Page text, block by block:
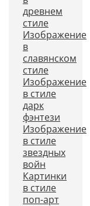
древнем
стиле
Изображение
в
славянском
стиле
Изображение
в стиле
дарк
фэнтези
Изображение
в стиле
звездных
войн
Картинки
в стиле
поп-арт